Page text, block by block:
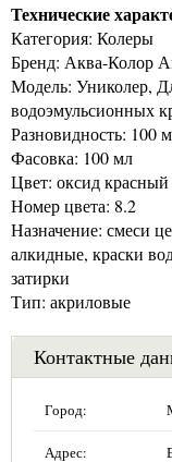
Технические
Категория: Колеры
Бренд: Аква-Колор
Модель: Униколер,
водоэмульсионных
Разновидность: 100
Фасовка: 100 мл
Цвет: оксид красный
Номер цвета: 8.2
Назначение: смеси
алкидные, краски
затирки
Тип: акриловые
Контактные
Город:
Адрес: